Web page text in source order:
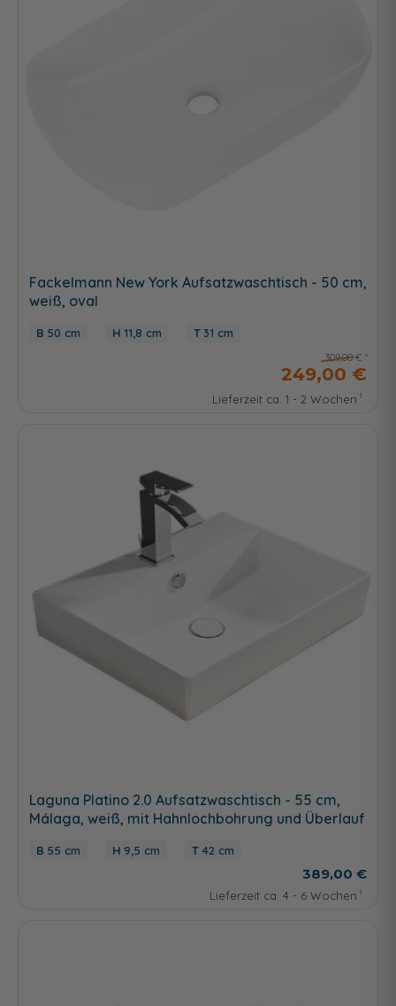
Fackelmann New York Aufsatzwaschtisch - 50 cm,
weiß, oval
50 cm 11,8 cm 31 cm
309,00 €
249,00 €
Lieferzeit ca. 1 - 2 Wochen
Laguna Platino 2.0 Aufsatzwaschtisch - 55 cm,
Málaga, weiß, mit Hahnlochbohrung und Überlauf
55 cm 9,5 cm 42 cm
389,00 €
Lieferzeit ca. 4 - 6 Wochen